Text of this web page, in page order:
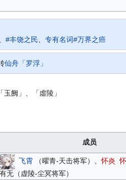
#丰饶之民 专有名词#万界之癌
仙舟「罗浮」
玉阙」、「虛陵」
成员
飞霄 （曜青-天击将军）、怀炎
无（虚陵-尘冥将军）